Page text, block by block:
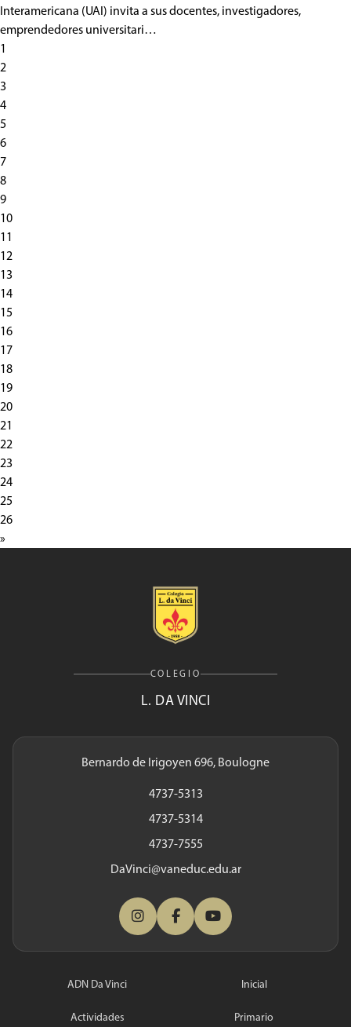
Interamericana (UAI) invita a sus docentes, investigadores,
emprendedores universitari…
1
2
3
4
5
6
7
8
9
10
11
12
13
14
15
16
17
18
19
20
21
22
23
24
25
26
»
COLEGIO
L. DA VINCI
Bernardo de Irigoyen 696, Boulogne
4737-5313
4737-5314
4737-7555
DaVinci@vaneduc.edu.ar
ADN Da Vinci Inicial
Actividades Primario